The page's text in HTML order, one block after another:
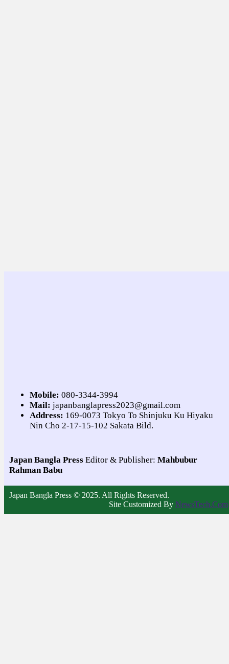
Mobile: 080-3344-3994
Mail: japanbanglapress2023@gmail.com
Address: 169-0073 Tokyo To Shinjuku Ku Hiyaku
Nin Cho 2-17-15-102 Sakata Bild.
Japan Bangla Press Editor & Publisher: Mahbubur
Rahman Babu
Japan Bangla Press © 2025. All Rights Reserved.
Site Customized By NewsTech.Com